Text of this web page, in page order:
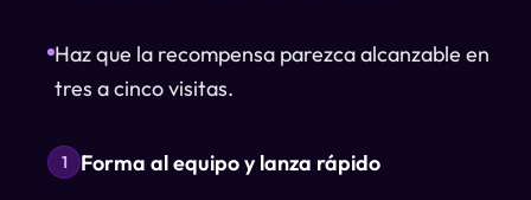
Haz que la recompensa parezca alcanzable en
tres a cinco visitas.
1 Forma al equipo y lanza rápido